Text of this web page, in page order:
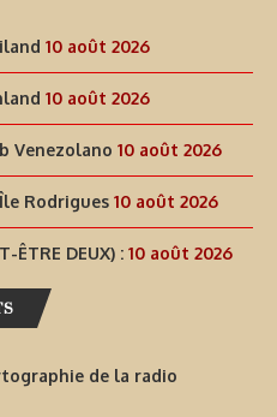
10 août 2026
10 août 2026
Venezolano 10 août 2026
Rodrigues 10 août 2026
ÊTRE DEUX) : 10 août 2026
de la radio